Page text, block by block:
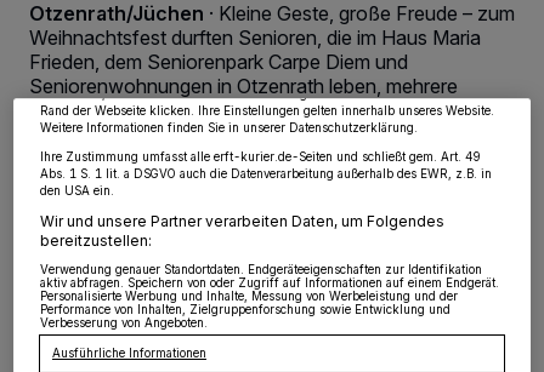
Otzenrath/Jüchen · Kleine Geste, große Freude – zum
Weihnachtsfest durften Senioren, die im Haus Maria
Frieden, dem Seniorenpark Carpe Diem und
Seniorenwohnungen in Otzenrath leben, mehrere
Kinder und ihre Tagesmütter in ihren Einrichtungen
begrüßen. Im Gepäck hatten die Besucher liebevoll
gebastelte Weihnachtskarten mit persönlichen Grüßen
zum Fest.
28.12.2024 , 07:00 Uhr Eine Minute Lesezeit
von OK aktivieren Sie Tracking-Technologien für die unter „Wir und unsere
Partner verarbeiten Daten, um Ihnen Dienste bereitzustellen“ aufgeführten
Zwecke. Wenn Tracker deaktiviert sind, sind manche Inhalte und Anzeigen
möglicherweise nicht mehr so relevant für Sie. Sie können dieses Menü jederzeit
wieder aufrufen, um Ihre Einstellungen zu ändern oder Ihre Einwilligung zu
widerrufen, indem Sie auf den Link Einstellungen oder Ablehnen am unteren
Rand der Webseite klicken. Ihre Einstellungen gelten innerhalb unseres Website.
Weitere Informationen finden Sie in unserer Datenschutzerklärung.
Ihre Zustimmung umfasst alle erft-kurier.de-Seiten und schließt gem. Art. 49
Abs. 1 S. 1 lit. a DSGVO auch die Datenverarbeitung außerhalb des EWR, z.B. in
den USA ein.
Wir und unsere Partner verarbeiten Daten, um Folgendes
bereitzustellen:
Verwendung genauer Standortdaten. Endgeräteeigenschaften zur Identifikation
aktiv abfragen. Speichern von oder Zugriff auf Informationen auf einem Endgerät.
Personalisierte Werbung und Inhalte, Messung von Werbeleistung und der
Performance von Inhalten, Zielgruppenforschung sowie Entwicklung und
Verbesserung von Angeboten.
Ausführliche Informationen